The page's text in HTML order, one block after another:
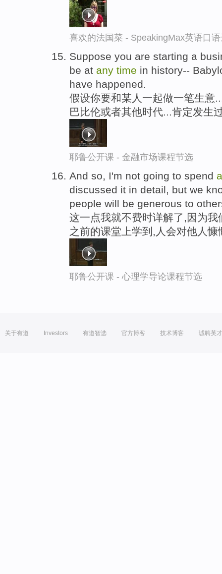
喜欢的法国菜 - SpeakingMax英语口
Suppose you are starting a
be at any time in history--
have happened.
假设你要和某人一起做一笔生意
巴比伦或者其他时代...肯定发生
耶鲁公开课 - 金融市场课程节选
And so, I'm not going to spend
discussed it in detail, but we
people will be generous to
这一点我就不费时详解了,因为
之前的课堂上学到,人会对他人慷
耶鲁公开课 - 心理学导论课程节选
关于有道 Investors 有道智选 官方博客 技术博客 诚聘英才